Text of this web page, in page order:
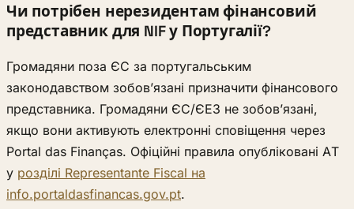
Чи потрібен нерезидентам фінансовий
представник для NIF у Португалії?
Громадяни поза ЄС за португальським
законодавством зобов’язані призначити фінансового
представника. Громадяни ЄС/ЄЕЗ не зобов’язані,
якщо вони активують електронні сповіщення через
Portal das Finanças. Офіційні правила опубліковані AT
у розділі Representante Fiscal на
info.portaldasfinancas.gov.pt.